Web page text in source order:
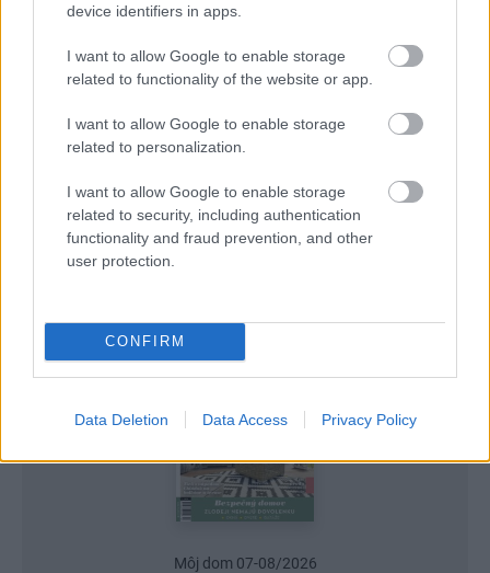
device identifiers in apps.
I want to allow Google to enable storage
related to functionality of the website or app.
I want to allow Google to enable storage
related to personalization.
I want to allow Google to enable storage
related to security, including authentication
functionality and fraud prevention, and other
user protection.
CONFIRM
Data Deletion Data Access Privacy Policy
Re: Toto je najväčší mýtus pri ošetrení dreva a môže vás
vyjsť draho. Ako ho ochrániť pred hnitím a škodcami?
clovek by cakal ze vysusene drahe drevo bolo predtym naparovane aby
sa zbavilo zarodkov skodcov...
Môj dom 07-08/2026